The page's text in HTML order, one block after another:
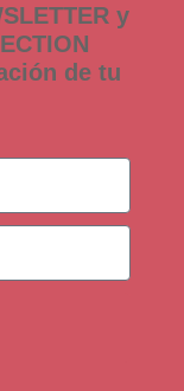
y
de tu